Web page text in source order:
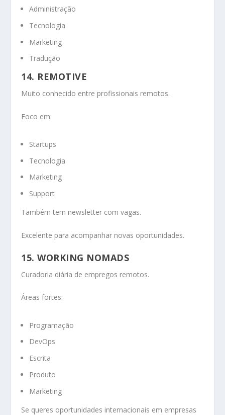
Administração
Tecnologia
Marketing
Tradução
14. REMOTIVE
Muito conhecido entre profissionais remotos.
Foco em:
Startups
Tecnologia
Marketing
Support
Também tem newsletter com vagas.
Excelente para acompanhar novas oportunidades.
15. WORKING NOMADS
Curadoria diária de empregos remotos.
Áreas fortes:
Programação
DevOps
Escrita
Produto
Marketing
Se queres oportunidades internacionais em empresas